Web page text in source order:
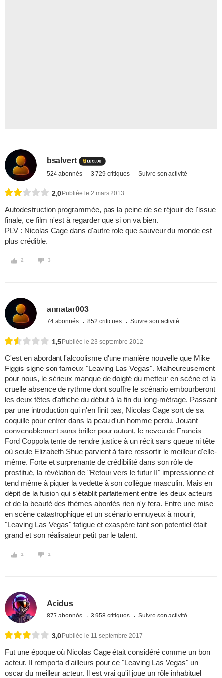
bsalvert
524 abonnés 3 729 critiques Suivre son activité
2,0 Publiée le 2 mars 2013
Autodestruction programmée, pas la peine de se réjouir de l'issue
finale, ce film n'est à regarder que si on va bien.
PLV : Nicolas Cage dans d'autre role que sauveur du monde est
plus crédible.
2 3
annatar003
74 abonnés 852 critiques Suivre son activité
1,5 Publiée le 23 septembre 2012
C'est en abordant l'alcoolisme d'une manière nouvelle que Mike
Figgis signe son fameux "Leaving Las Vegas". Malheureusement
pour nous, le sérieux manque de doigté du metteur en scène et la
cruelle absence de rythme dont souffre le scénario embourberont
les deux têtes d'affiche du début à la fin du long-métrage. Passant
par une introduction qui n'en finit pas, Nicolas Cage sort de sa
coquille pour entrer dans la peau d'un homme perdu. Jouant
convenablement sans briller pour autant, le neveu de Francis
Ford Coppola tente de rendre justice à un récit sans queue ni tête
où seule Elizabeth Shue parvient à faire ressortir le meilleur d'elle-
même. Forte et surprenante de crédibilité dans son rôle de
prostitué, la révélation de "Retour vers le futur II" impressionne et
tend même à piquer la vedette à son collègue masculin. Mais en
dépit de la fusion qui s'établit parfaitement entre les deux acteurs
et de la beauté des thèmes abordés rien n'y fera. Entre une mise
en scène catastrophique et un scénario ennuyeux à mourir,
"Leaving Las Vegas" fatigue et exaspère tant son potentiel était
grand et son réalisateur petit par le talent.
1 1
Acidus
877 abonnés 3 958 critiques Suivre son activité
3,0 Publiée le 11 septembre 2017
Fut une époque où Nicolas Cage était considéré comme un bon
acteur. Il remporta d'ailleurs pour ce "Leaving Las Vegas" un
oscar du meilleur acteur. Il est vrai qu'il joue un rôle inhabituel